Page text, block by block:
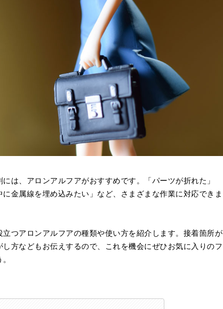
は、アロンアルフアがおすすめです。「パーツが折れた」
に金属線を埋め込みたい」など、さまざまな作業に対応できま
つアロンアルフアの種類や使い方を紹介します。接着箇所が
方などもお伝えするので、これを機会にぜひお気に入りのフ